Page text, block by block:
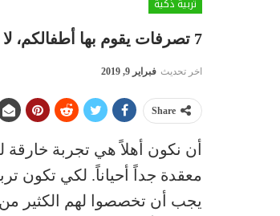
تربية ذكية
7 تصرفات يقوم بها أطفالكم، لا تتجاهلوها. إنها حقاً خطرة
اخر تحديث فبراير 9, 2019
Share
أن نكون أهلاً هي تجربة خارقة
معقدة جداً أحياناً. لكي تكون
يجب أن تخصصوا لهم الكثير من